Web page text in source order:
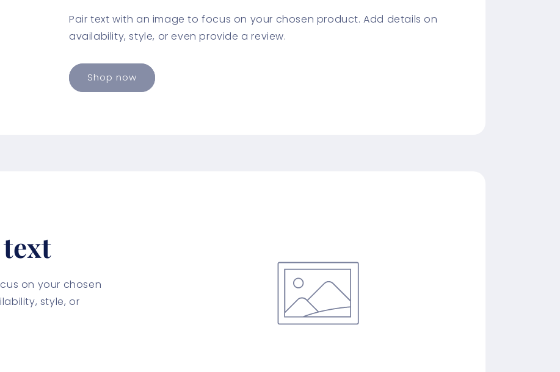
Pair text with an image to focus on your chosen product. Add details on
availability, style, or even provide a review.
Shop now
on your chosen
style, or